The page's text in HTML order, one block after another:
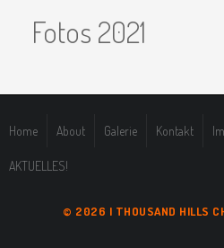
Fotos 2021
Home About Galerie Kontakt
AKTUELLES!
© 2026 | THOUSAND HILLS